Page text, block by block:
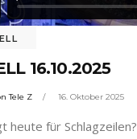
16.10.2025
Tele Z 16. Oktober 2025
heute für Schlagzeilen?